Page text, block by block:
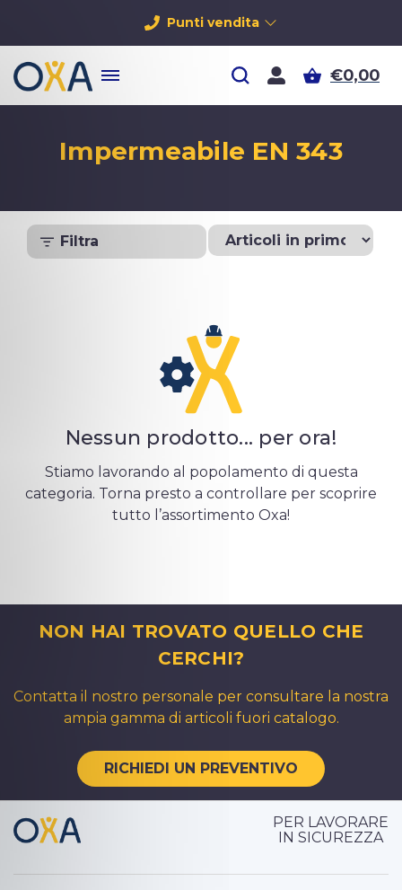
Punti vendita
€0,00
Impermeabile EN 343
Filtra
Nessun prodotto... per ora!
Stiamo lavorando al popolamento di questa
categoria. Torna presto a controllare per scoprire
tutto l’assortimento Oxa!
NON HAI TROVATO QUELLO CHE
CERCHI?
Contatta il nostro personale per consultare la nostra
ampia gamma di articoli fuori catalogo.
RICHIEDI UN PREVENTIVO
PER LAVORARE
IN SICUREZZA